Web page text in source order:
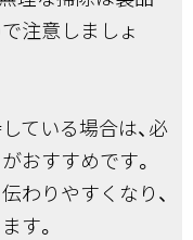
注意しましょ
ている場合は、必
おすすめです。
わりやすくなり、
す。